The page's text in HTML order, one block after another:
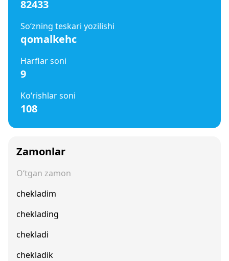
82433
So‘zning teskari yozilishi
qomalkehc
Harflar soni
9
Ko‘rishlar soni
108
Zamonlar
O‘tgan zamon
chekladim
cheklading
chekladi
chekladik